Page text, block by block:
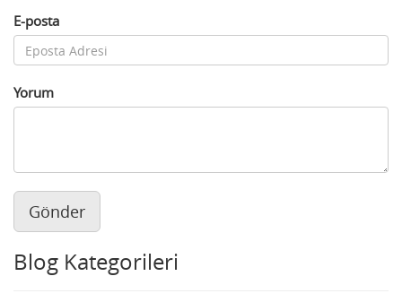
E-posta
Yorum
Gönder
Blog Kategorileri